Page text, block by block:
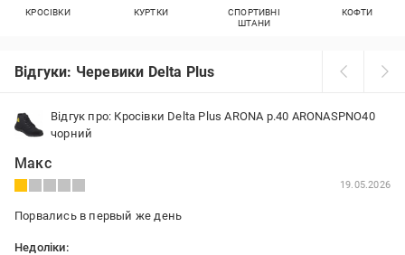
КРОСІВКИ КУРТКИ
СПОРТИВНІ
ШТАНИ
КОФТИ
Відгуки: Черевики Delta Plus
Відгук про: Кросівки Delta Plus ARONA р.40 ARONASPNO40
чорний
Макс
19.05.2026
Порвались в первый же день
Недоліки: